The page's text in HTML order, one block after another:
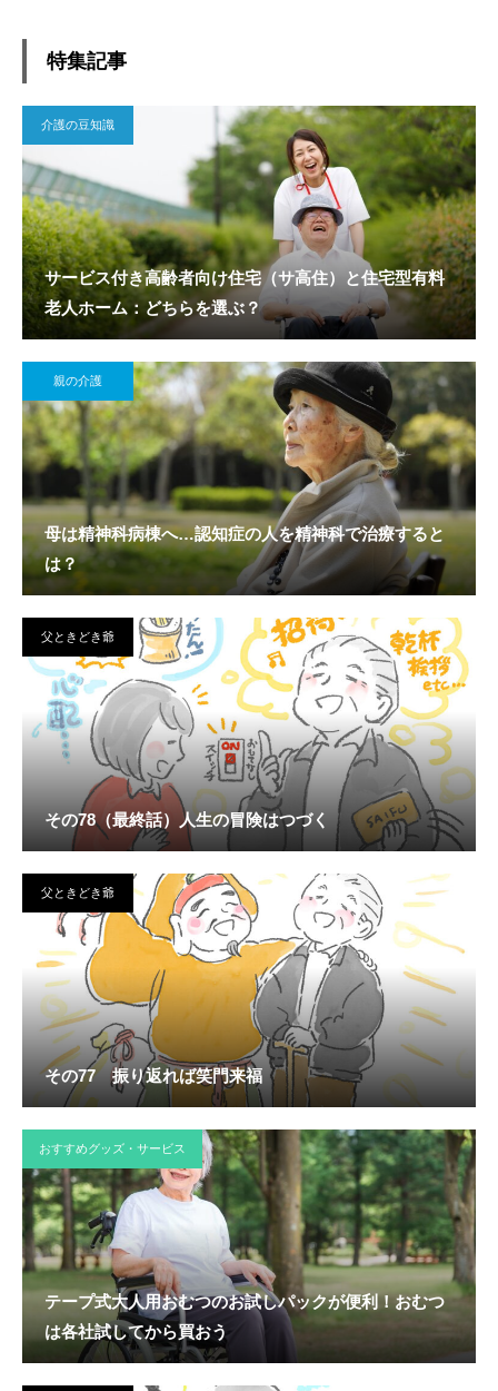
特集記事
介護の豆知識
サービス付き高齢者向け住宅（サ高住）と住宅型有料
老人ホーム：どちらを選ぶ？
親の介護
母は精神科病棟へ…認知症の人を精神科で治療すると
は？
父ときどき爺
その78（最終話）人生の冒険はつづく
父ときどき爺
その77 振り返れば笑門来福
おすすめグッズ・サービス
テープ式大人用おむつのお試しパックが便利！おむつ
は各社試してから買おう